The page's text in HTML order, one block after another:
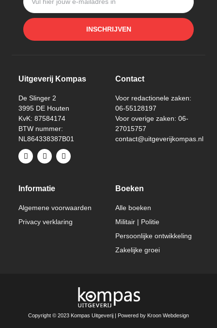
INSCHRIJVEN
Uitgeverij Kompas
De Slinger 2
3995 DE Houten
KvK: 87584174
BTW nummer:
NL864338387B01
Contact
Voor redactionele zaken:
06-55128197
Voor overige zaken: 06-
27015757
contact@uitgeverijkompas.nl
Informatie
Algemene voorwaarden
Privacy verklaring
Boeken
Alle boeken
Militair | Politie
Persoonlijke ontwikkeling
Zakelijke groei
Copyright © 2023 Kompas Uitgeverij | Powered by Kroon Webdesign